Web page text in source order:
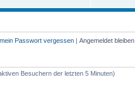
Passwort vergessen | Angemeldet bleiben
Besuchern der letzten 5 Minuten)